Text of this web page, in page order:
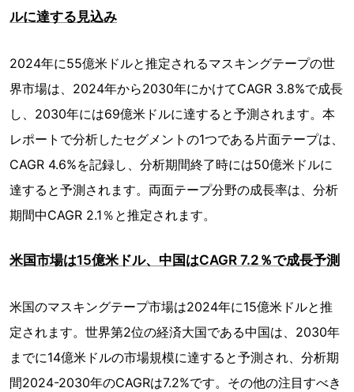
ルに達する見込み
2024年に55億米ドルと推定されるマスキングテープの世
界市場は、2024年から2030年にかけてCAGR 3.8%で成長
し、2030年には69億米ドルに達すると予測されます。本
レポートで分析したセグメントの1つである片面テープは、
CAGR 4.6%を記録し、分析期間終了時には50億米ドルに
達すると予測されます。両面テープ分野の成長率は、分析
期間中CAGR 2.1％と推定されます。
米国市場は15億米ドル、中国はCAGR 7.2％で成長予測
米国のマスキングテープ市場は2024年に15億米ドルと推
定されます。世界第2位の経済大国である中国は、2030年
までに14億米ドルの市場規模に達すると予測され、分析期
間2024-2030年のCAGRは7.2%です。その他の注目すべき